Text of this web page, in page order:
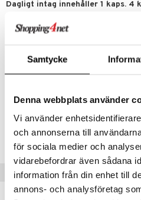
Samtycke
Denna webbplats använder
Vi använder
och annonserna till
för sociala medier och
vidarebefordrar även sådana
information från din enhet till
annons- och analysföretag
Dagligt intag innehåller 1 kaps. 4
L-teanin 50 mg** 200 mg**
** DRI ej fastställt
Lägsta pris senaste 30 dagarna: 203
Populära
utan sol